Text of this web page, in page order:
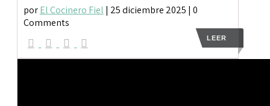
porEl Cocinero Fiel | 25 diciembre 2025 | 0
Comments
LEER